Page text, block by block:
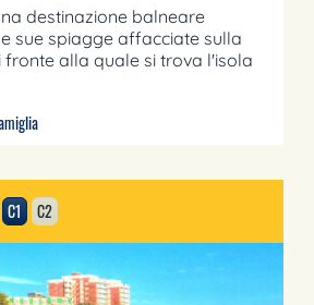
destinazione balneare
sue spiagge affacciate sulla
fronte alla quale si trova l'isola
C1 C2